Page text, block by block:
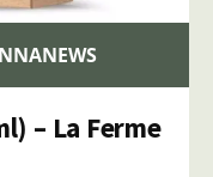
– La Ferme